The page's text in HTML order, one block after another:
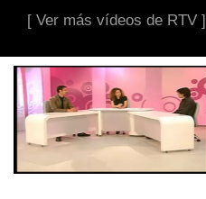
[ Ver más vídeos de RTV ]